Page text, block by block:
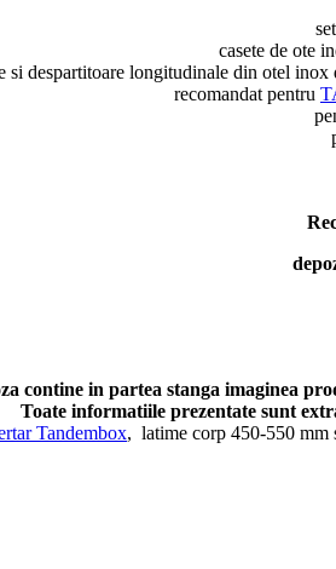
casete de ote
si despartitoare longitudinale din otel
recomandat pentru
contine in partea stanga imaginea
Toate informatiile prezentate sunt
Tandembox, latime corp 450-550 mm